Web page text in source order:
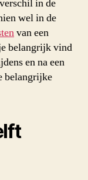
in de
wel in de
van een
belangrijk vind
en na een
belangrijke